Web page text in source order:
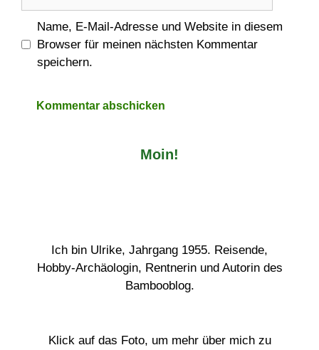
Name, E-Mail-Adresse und Website in diesem
Browser für meinen nächsten Kommentar
speichern.
Moin!
Ich bin Ulrike, Jahrgang 1955. Reisende,
Hobby-Archäologin, Rentnerin und Autorin des
Bambooblog.
Klick auf das Foto, um mehr über mich zu